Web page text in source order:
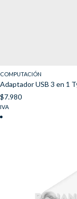
COMPUTACIÓN
Adaptador USB 3 en 1
$7.980
IVA